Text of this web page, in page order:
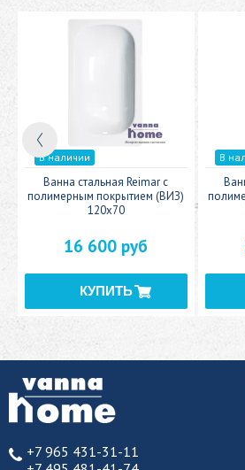
В наличии
Ванна стальная Reimar с
полимерным покрытием (ВИЗ)
120x70
16 600 руб
В
+7 965 431-31-11